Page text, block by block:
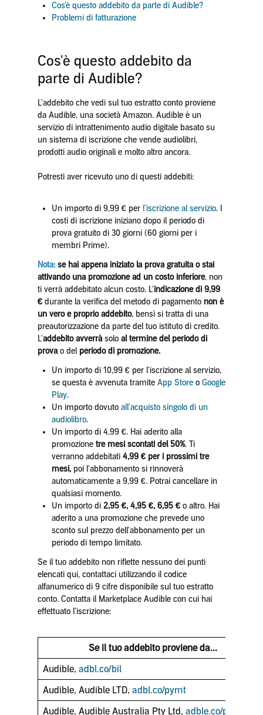
Cos'è questo addebito da parte di Audible?
Problemi di fatturazione
Cos'è questo addebito da
parte di Audible?
L'addebito che vedi sul tuo estratto conto proviene
da Audible, una società Amazon. Audible è un
servizio di intrattenimento audio digitale basato su
un sistema di iscrizione che vende audiolibri,
prodotti audio originali e molto altro ancora.
Potresti aver ricevuto uno di questi addebiti:
Un importo di 9,99 € per l’iscrizione al servizio. I
costi di iscrizione iniziano dopo il periodo di
prova gratuito di 30 giorni (60 giorni per i
membri Prime).
Nota: se hai appena iniziato la prova gratuita o stai
attivando una promozione ad un costo inferiore, non
ti verrà addebitato alcun costo. L'indicazione di 9,99
€ durante la verifica del metodo di pagamento non è
un vero e proprio addebito, bensì si tratta di una
preautorizzazione da parte del tuo istituto di credito.
L'addebito avverràsolo al termine del periodo di
provao delperiodo di promozione.
Un importo di 10,99 € per l'iscrizione al servizio,
se questa è avvenuta tramite App Store o Google
Play.
Un importo dovuto all'acquisto singolo di un
audiolibro.
Un importo di 4,99 €. Hai aderito alla
promozione tre mesi scontati del 50%. Ti
verranno addebitati4,99 € per i prossimi tre
mesi,poi l'abbonamento si rinnoverà
automaticamente a 9,99 €. Potrai cancellare in
qualsiasi momento.
Un importo di 2,95 €, 4,95 €, 6,95 € o altro. Hai
aderito a una promozione che prevede uno
sconto sul prezzo dell'abbonamento per un
periodo di tempo limitato.
Se il tuo addebito non riflette nessuno dei punti
elencati qui, contattaci utilizzando il codice
alfanumerico di 9 cifre disponibile sul tuo estratto
conto. Contatta il Marketplace Audible con cui hai
effettuato l’iscrizione:
Se il tuo addebito proviene da...
Audible, adbl.co/bil
Audible, Audible LTD, adbl.co/pymt
Audible, Audible Australia Pty Ltd, adble.co/pay